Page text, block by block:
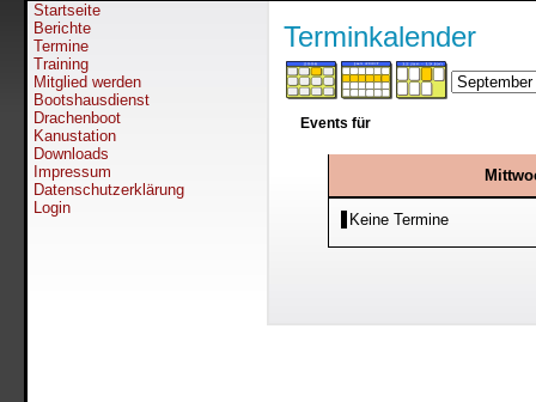
Startseite
Berichte
Termine
Training
Mitglied werden
Bootshausdienst
Drachenboot
Kanustation
Downloads
Impressum
Datenschutzerklärung
Login
Terminkalender
Events für
Keine Termine